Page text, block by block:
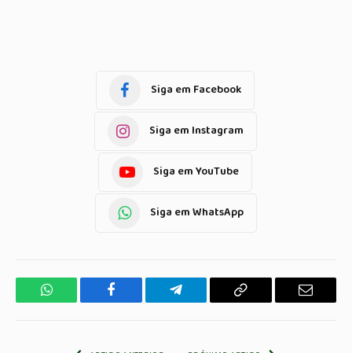
Siga em Facebook
Siga em Instagram
Siga em YouTube
Siga em WhatsApp
WhatsApp Facebook Telegrama Copiar
E-